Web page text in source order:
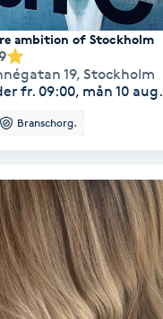
akryl
gelé
ambition of Stockholm
19, Stockholm
fr. 09:00, mån 10 aug.
Branschorg.